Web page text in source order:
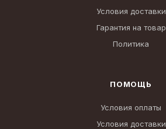
Условия доставки
Гарантия на товар
Политика
ПОМОЩЬ
Условия оплаты
Условия доставки